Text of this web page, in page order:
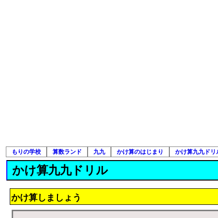
もりの学校 算数ランド 九九 かけ算のはじまり かけ算九九ドリ
かけ算九九ドリル
かけ算しましょう